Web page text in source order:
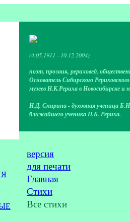
(4.05.1911 - 10.12.2004)
поэт, прозаик, рериховед,
Основатель Сибирского
музеев Н.К.Рериха в Новосибирске и
Н.Д. Спирина - духовная ученица
ближайшего ученика Н.К. Рериха.
версия
для печати
Главная
Стихи
Все стихи